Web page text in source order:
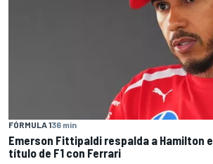
FÓRMULA 136 min
Emerson Fittipaldi respalda a Hamilton
título de F1 con Ferrari